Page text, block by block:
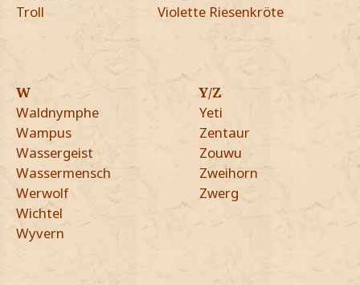
Troll
Violette Riesenkröte
W
Waldnymphe
Wampus
Wassergeist
Wassermensch
Werwolf
Wichtel
Wyvern
Y/Z
Yeti
Zentaur
Zouwu
Zweihorn
Zwerg